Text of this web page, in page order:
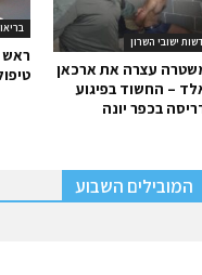
ראש
ישובי השרון
עצרה את ארכאן
– החשוד בפיגוע
בכפר יונה
המובילים השבוע